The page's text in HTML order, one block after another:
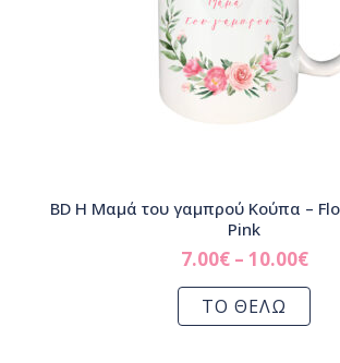
BD Η Μαμά του γαμπρού Κούπα –
Pink
7.00€– 10.00€
ΤΟ ΘΕΛΩ